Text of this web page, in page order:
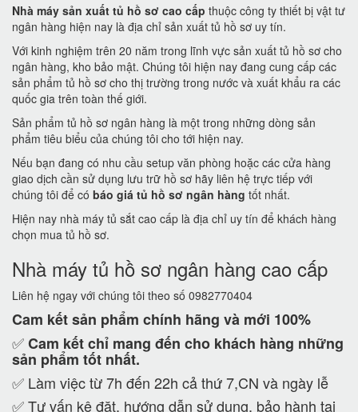
Nhà máy sản xuất tủ hồ sơ cao cấp thuộc công ty thiết bị vật tư
ngân hàng hiện nay là địa chỉ sản xuất tủ hồ sơ uy tín.
Với kinh nghiệm trên 20 năm trong lĩnh vực sản xuất tủ hồ sơ cho
ngân hàng, kho bảo mật. Chúng tôi hiện nay đang cung cấp các
sản phẩm tủ hồ sơ cho thị trường trong nước và xuất khẩu ra các
quốc gia trên toàn thế giới.
Sản phẩm tủ hồ sơ ngân hàng là một trong những dòng sản
phẩm tiêu biểu của chúng tôi cho tới hiện nay.
Nếu bạn đang có nhu cầu setup văn phòng hoặc các cửa hàng
giao dịch cần sử dụng lưu trữ hồ sơ hãy liên hệ trực tiếp với
chúng tôi để có báo giá tủ hồ sơ ngân hàng tốt nhất.
Hiện nay nhà máy tủ sắt cao cấp là địa chỉ uy tín để khách hàng
chọn mua tủ hồ sơ.
Nhà máy tủ hồ sơ ngân hàng cao cấp
Liên hệ ngay với chúng tôi theo số 0982770404
Cam kếtsản phẩm chính hãng và mới 100%
✅Cam kếtchỉ mang đến cho khách hàng những
sản phẩm tốt nhất.
✅ Làm việc từ 7h đến 22h cả thứ 7,CN và ngày lễ
✅ Tư vấn kê đặt, hướng dẫn sử dụng, bảo hành tại